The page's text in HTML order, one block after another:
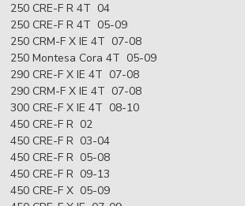
250 CRE-F R 4T 04
250 CRE-F R 4T 05-09
250 CRM-F X IE 4T 07-08
250 Montesa Cora 4T 05-09
290 CRE-F X IE 4T 07-08
290 CRM-F X IE 4T 07-08
300 CRE-F X IE 4T 08-10
450 CRE-F R 02
450 CRE-F R 03-04
450 CRE-F R 05-08
450 CRE-F R 09-13
450 CRE-F X 05-09